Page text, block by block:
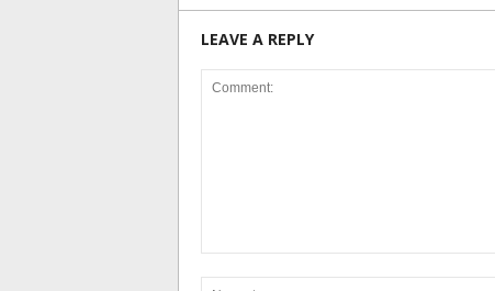
LEAVE A REPLY